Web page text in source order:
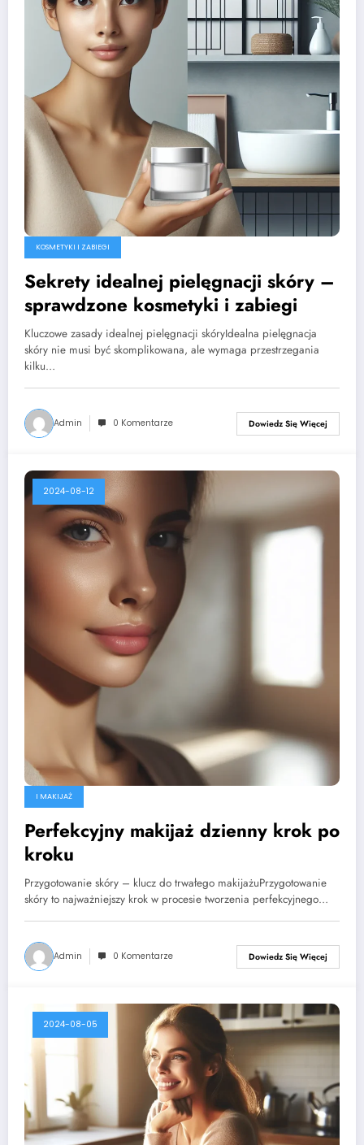
KOSMETYKI I ZABIEGI
Sekrety idealnej pielęgnacji skóry –
sprawdzone kosmetyki i zabiegi
Kluczowe zasady idealnej pielęgnacji skóryIdealna pielęgnacja
skóry nie musi być skomplikowana, ale wymaga przestrzegania
kilku…
Admin 0 Komentarze Dowiedz Się Więcej
2024-08-12
I MAKIJAŻ
Perfekcyjny makijaż dzienny krok po
kroku
Przygotowanie skóry – klucz do trwałego makijażuPrzygotowanie
skóry to najważniejszy krok w procesie tworzenia perfekcyjnego…
Admin 0 Komentarze Dowiedz Się Więcej
2024-08-05